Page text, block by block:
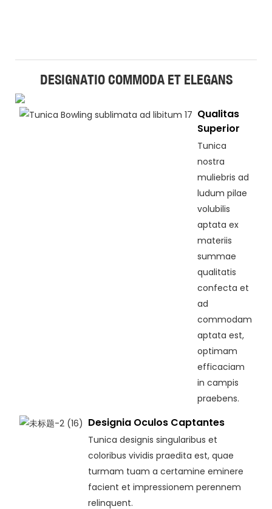
DESIGNATIO COMMODA ET ELEGANS
Qualitas
Superior
Tunica
nostra
muliebris ad
ludum pilae
volubilis
aptata ex
materiis
summae
qualitatis
confecta et
ad
commodam
aptata est,
optimam
efficaciam
in campis
praebens.
Designia Oculos Captantes
Tunica designis singularibus et
coloribus vividis praedita est, quae
turmam tuam a certamine eminere
facient et impressionem perennem
relinquent.